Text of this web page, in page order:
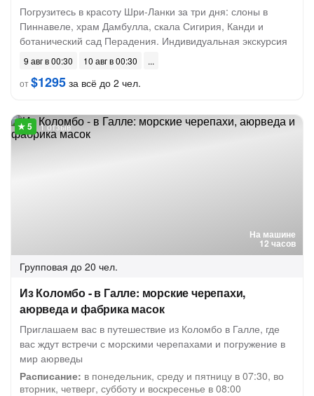
Погрузитесь в красоту Шри-Ланки за три дня: слоны в
Пиннавеле, храм Дамбулла, скала Сигирия, Канди и
ботанический сад Перадения. Индивидуальная экскурсия
9 авг в 00:30
10 авг в 00:30
от$1295 за всё до 2 чел.
На машине
12 часов
1 отзыв
Групповая до 20 чел.
Из Коломбо - в Галле: морские черепахи,
аюрведа и фабрика масок
Приглашаем вас в путешествие из Коломбо в Галле, где
вас ждут встречи с морскими черепахами и погружение в
мир аюрведы
Расписание: в понедельник, среду и пятницу в 07:30, во
вторник, четверг, субботу и воскресенье в 08:00